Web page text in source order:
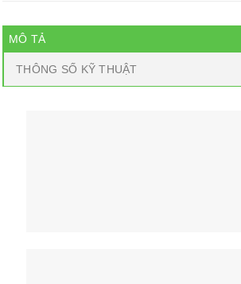
MÔ TẢ
THÔNG SỐ KỸ THUẬT